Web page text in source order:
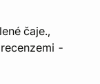
čaje.,
-